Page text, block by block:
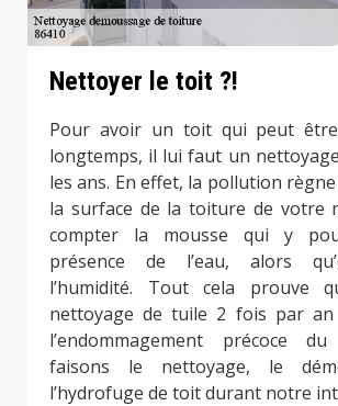
Nettoyer le toit ?!
Pour avoir un toit qui peut
longtemps, il lui faut un
les ans. En effet, la pollution
la surface de la toiture de votre
compter la mousse qui y
présence de l’eau, alors
l’humidité. Tout cela prouve
nettoyage de tuile 2 fois par an
l’endommagement précoce
faisons le nettoyage, le
l’hydrofuge de toit durant notre